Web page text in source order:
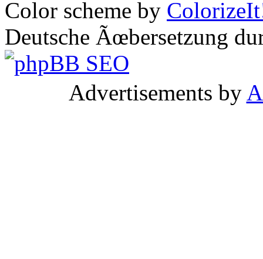
Color scheme by
Deutsche Ãœbersetzung
Advertisements by